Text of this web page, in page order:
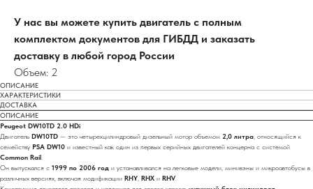
У нас вы можете купить двигатель с полным
комплектом документов для ГИБДД и заказать
доставку в любой город России
Объем: 2
ОПИСАНИЕ
ХАРАКТЕРИСТИКИ
ДОСТАВКА
ОПИСАНИЕ
Peugeot DW10TD 2.0 HDi
Двигатель DW10TD — это четырехцилиндровый дизельный мотор объемом 2,0 литра , относящийся к
семейству PSA DW10 и известный как один из первых серийных двигателей концерна с системой
Common Rail
Он выпускался с 1999 по 2006 год и устанавливался на легковые модели, минивэны и микроавтобусы в
различных версиях, включая модификации RHY RHX и RHV